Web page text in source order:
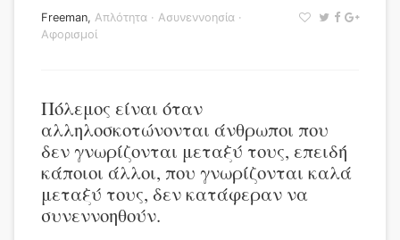
Freeman, Απλότητα · Ασυνεννοησία ·
Αφορισμοί
Πόλεμος είναι όταν
αλληλοσκοτώνονται άνθρωποι που
δεν γνωρίζονται μεταξύ τους, επειδή
κάποιοι άλλοι, που γνωρίζονται καλά
μεταξύ τους, δεν κατάφεραν να
συνεννοηθούν.